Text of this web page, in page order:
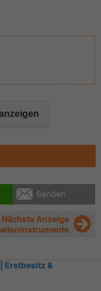
Senden
Nächste Anzeige
Erstbesitz &